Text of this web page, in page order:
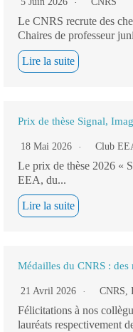
Le CNRS recrute des
Chaires de professeur
Lire la suite
Prix de thèse Signal,
18 Mai 2026 Club
Le prix de thèse 2026 «
EEA, du...
Lire la suite
Médailles du CNRS : des
21 Avril 2026 CNRS,
Félicitations à nos
lauréats respectivement